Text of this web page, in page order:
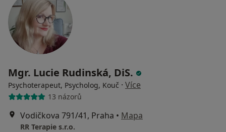
Mgr. Lucie Rudinská, DiS.
Psychoterapeut, Psycholog, Kouč · Více
13 názorů
Vodičkova 791/41, Praha • Mapa
RR Terapie s.r.o.